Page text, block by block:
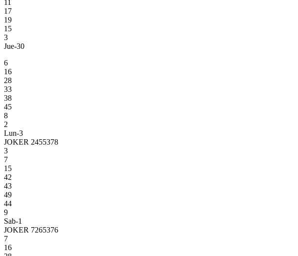
11
17
19
15
3
Jue-30
6
16
28
33
38
45
8
2
Lun-3
JOKER 2455378
3
7
15
42
43
49
44
9
Sab-1
JOKER 7265376
7
16